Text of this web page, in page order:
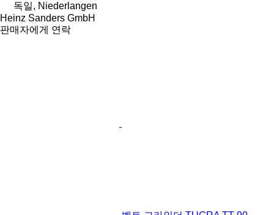
독일, Niederlangen
Heinz Sanders GmbH
판매자에게 연락